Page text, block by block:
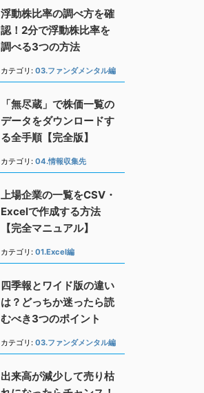
浮動株比率の調べ方を確
認！2分で浮動株比率を
調べる3つの方法
カテゴリ: 03.ファンダメンタル編
「無尽蔵」で株価一覧の
データをダウンロードす
る全手順【完全版】
カテゴリ: 04.情報収集先
上場企業の一覧をCSV・
Excelで作成する方法
【完全マニュアル】
カテゴリ: 01.Excel編
四季報とワイド版の違い
は？どっちか迷ったら読
むべき3つのポイント
カテゴリ: 03.ファンダメンタル編
出来高が減少して売り枯